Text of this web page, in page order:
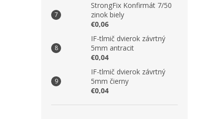
StrongFix Konfirmát 7/50
zinok biely
€0,06
IF-tlmič dvierok závrtný
5mm antracit
€0,04
IF-tlmič dvierok závrtný
5mm čierny
€0,04